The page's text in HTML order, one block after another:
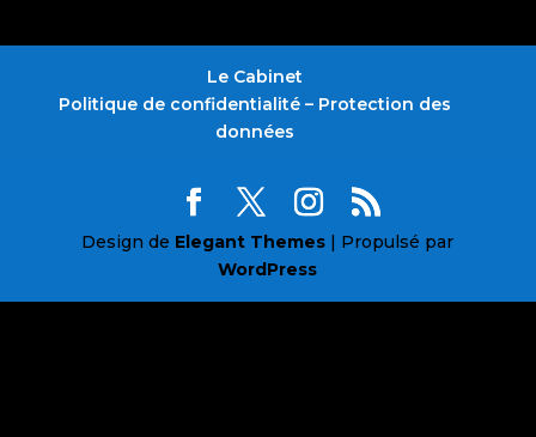
Le Cabinet
Politique de confidentialité – Protection des
données
Design de Elegant Themes | Propulsé par
WordPress